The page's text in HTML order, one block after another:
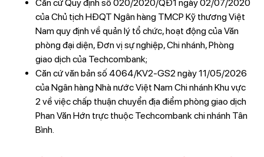
Căn cứ Quy định số 020/2020/QĐ1 ngày 02/07/2020
của Chủ tịch HĐQT Ngân hàng TMCP Kỹ thương Việt
Nam quy định về quản lý tổ chức, hoạt động của Văn
phòng đại diện, Đơn vị sự nghiệp, Chi nhánh, Phòng
giao dịch của Techcombank;
Căn cứ văn bản số 4064/KV2-GS2 ngày 11/05/2026
của Ngân hàng Nhà nước Việt Nam Chi nhánh Khu vực
2 về việc chấp thuận chuyển địa điểm phòng giao dịch
Phan Văn Hớn trực thuộc Techcombank chi nhánh Tân
Bình.